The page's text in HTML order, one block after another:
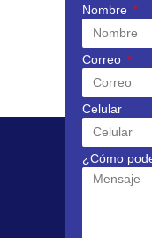
Nombre
Correo
Celular
¿Cómo